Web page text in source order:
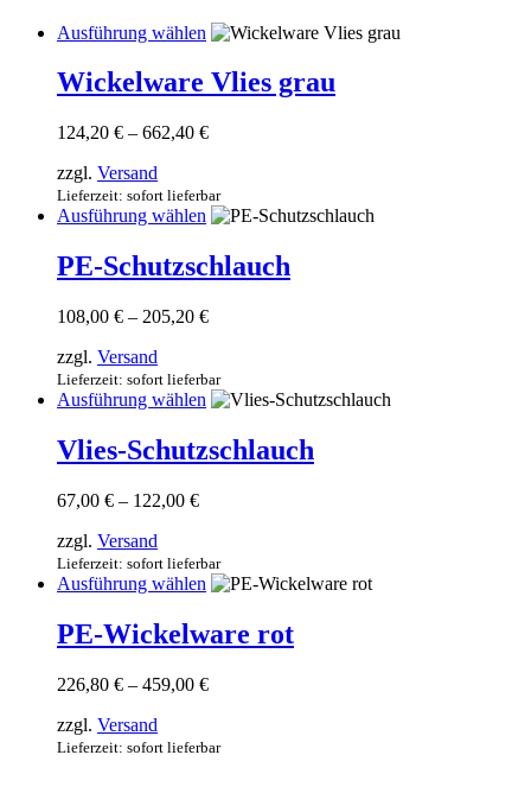
Ausführung wählen Dieses
weist
mehrere
können
auf
Produktseite
Wickelware Vlies grau
124,20 € – 662,40 €Preisspanne:
662,40 €
zzgl. Versand
Lieferzeit: sofort lieferbar
Ausführung wählen Dieses
weist
mehrere
können
auf
Produktseite
gewählt
PE-Schutzschlauch
108,00 € – 205,20 €Preisspanne:
205,20 €
zzgl. Versand
Lieferzeit: sofort lieferbar
Ausführung wählen Dieses
weist
mehrere
können
auf
Produktseite
gewählt
Vlies-Schutzschlauch
67,00 € – 122,00 €Preisspanne:
122,00 €
zzgl. Versand
Lieferzeit: sofort lieferbar
Ausführung wählen Dieses
mehrere
können
PE-Wickelware rot
226,80 € – 459,00 €Preisspanne:
459,00 €
zzgl. Versand
Lieferzeit: sofort lieferbar